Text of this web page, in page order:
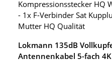
Kompressionsstecker HQ
- 1x F-Verbinder Sat
Mutter HQ Qualität
Lokmann 135dB
Antennenkabel 5-fach 4K